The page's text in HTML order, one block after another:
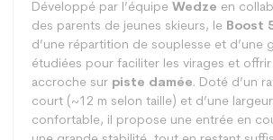
Développé par l’équipe Wedze en
des parents de jeunes skieurs, le Boost
d’une répartition de souplesse et d’une
étudiées pour faciliter les virages et
accroche sur piste damée. Doté d’un
court (~12 m selon taille) et d’une
confortable, il propose une entrée en